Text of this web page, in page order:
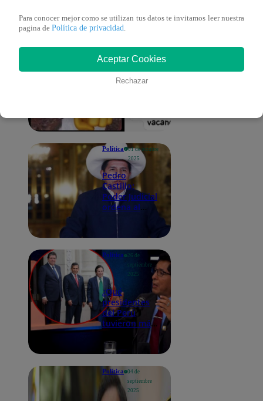
Tendencias
memes que
Política
01 de octubre
2025
Pedro
Castillo:
Poder Judicial
ordena al
Congreso
pensión
vitalicia
Política
26 de
septiembre
2025
¿Qué
presidentes
del Perú
tuvieron más
casos de
corrupción?
Historiador lo
explica
Política
04 de
septiembre
2025
Para conocer mejor como se utilizan tus datos te invitamos leer nuestra
pagina de Política de privacidad
Aceptar Cookies
Rechazar